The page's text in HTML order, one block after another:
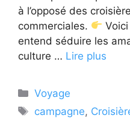
à l’opposé des
commerciales.
entend séduire les
culture … Lire plus
Catégories
Voyage
Étiquettes
campagne,